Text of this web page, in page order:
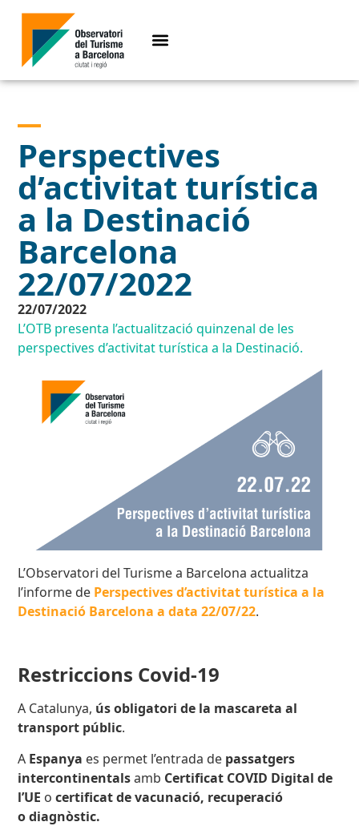
Perspectives
d’activitat turística
a la Destinació
Barcelona
22/07/2022
22/07/2022
L’OTB presenta l’actualització quinzenal de les
perspectives d’activitat turística a la Destinació.
L’Observatori del Turisme a Barcelona actualitza
l’informe de Perspectives d’activitat turística a la
Destinació Barcelona a data 22/07/22.
Restriccions Covid-19
A Catalunya, ús obligatori de la mascareta al
transport públic.
A Espanya es permet l’entrada de passatgers
intercontinentalsamb Certificat COVID Digital de
l’UE ocertificat de vacunació, recuperació
o diagnòstic.